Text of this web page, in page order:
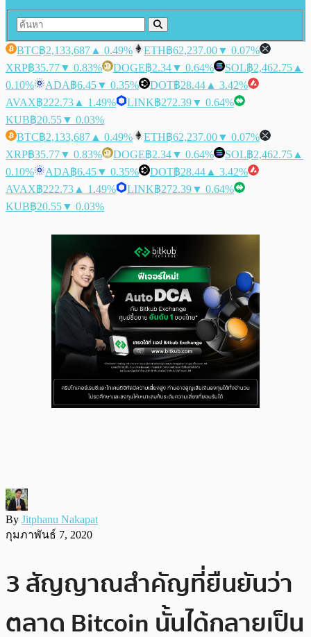
BTC฿2,133,687 ▲ 0.49% ETH฿62,237.00▼ 0.07%
XRP฿35.77▼ 0.83% DOGE฿2.34▼ 0.64% SOL฿2,462.75 ▲
0.10%
ADA฿6.45▼ 0.35% DOT฿28.44 ▲ 3.42%
AVAX฿222.73 ▲ 1.49% LINK฿272.39▼ 0.64%
KUB฿20.55▼ 0.03%
BTC฿2,133,687 ▲ 0.49% ETH฿62,237.00▼ 0.07%
XRP฿35.77▼ 0.83% DOGE฿2.34▼ 0.64% SOL฿2,462.75 ▲
0.10%
ADA฿6.45▼ 0.35% DOT฿28.44 ▲ 3.42%
AVAX฿222.73 ▲ 1.49% LINK฿272.39▼ 0.64%
KUB฿20.55▼ 0.03%
By Jitphanu Nakapat
กุมภาพันธ์ 7, 2020
3 สัญญาณสำคัญที่ยืนยันว่า
ตลาด Bitcoin นั้นได้กลายเป็น